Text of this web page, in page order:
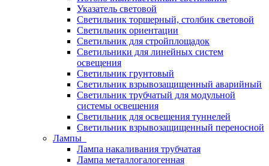
Указатель световой
Светильник торшерный, столбик световой
Светильник ориентации
Светильник для стройплощадок
Светильники для линейных систем
освещения
Светильник грунтовый
Светильник взрывозащищенный аварийный
Светильник трубчатый для модульной
системы освещения
Светильник для освещения туннелей
Светильник взрывозащищенный переносной
Лампы
Лампа накаливания трубчатая
Лампа металлогалогенная